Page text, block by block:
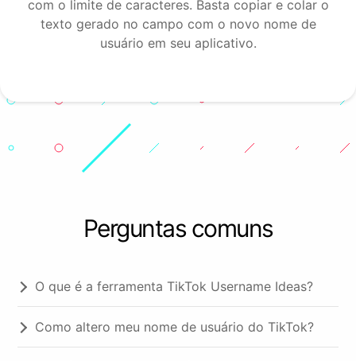
com o limite de caracteres. Basta copiar e colar o
texto gerado no campo com o novo nome de
usuário em seu aplicativo.
Perguntas comuns
O que é a ferramenta TikTok Username Ideas?
Como altero meu nome de usuário do TikTok?